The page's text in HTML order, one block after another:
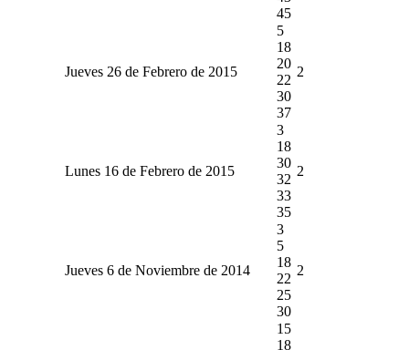
45
Jueves 26 de Febrero de 2015
5
18
20
22
30
37
2
Lunes 16 de Febrero de 2015
3
18
30
32
33
35
2
Jueves 6 de Noviembre de 2014
3
5
18
22
25
30
2
15
18